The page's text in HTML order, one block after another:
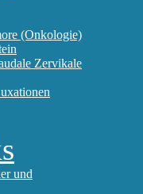
(Onkologie)
Zervikale
und